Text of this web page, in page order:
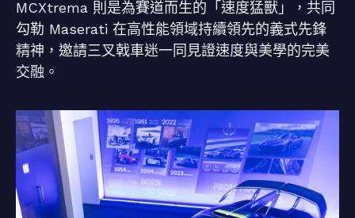
MCXtrema 則是為賽道而生的「速度猛獸」，共同
勾勒 Maserati 在高性能領域持續領先的義式先鋒
精神，邀請三叉戟車迷一同見證速度與美學的完美
交融。